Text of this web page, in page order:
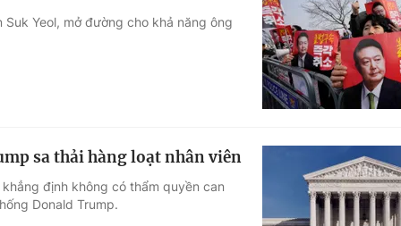
Yeol, mở đường cho khả năng ông
sa thải hàng loạt nhân viên
định không có thẩm quyền can
Donald Trump.